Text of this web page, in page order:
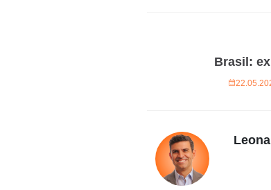
Brasil: